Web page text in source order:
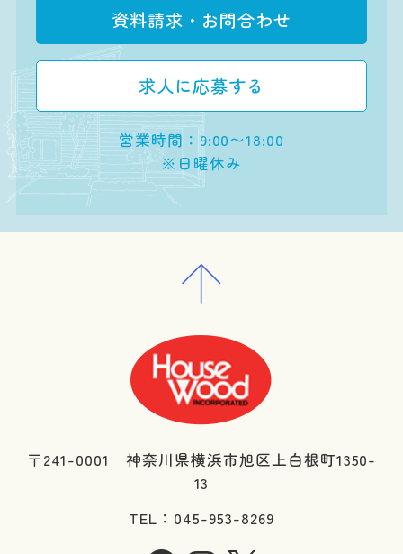
資料請求・お問合わせ
求人に応募する
営業時間：9:00〜18:00
※日曜休み
〒241-0001 神奈川県横浜市旭区上白根町1350-
13
TEL：045-953-8269